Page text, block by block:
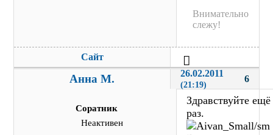
Внимательно
слежу!
Сайт
6
Анна М. 26.02.2011
(21:19)
Соратник
Неактивен
Здравствуйте ещё
раз.